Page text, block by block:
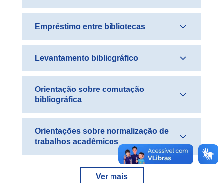
Empréstimo entre bibliotecas
Levantamento bibliográfico
Orientação sobre comutação
bibliográfica
Orientações sobre normalização de
trabalhos acadêmicos
Ver mais